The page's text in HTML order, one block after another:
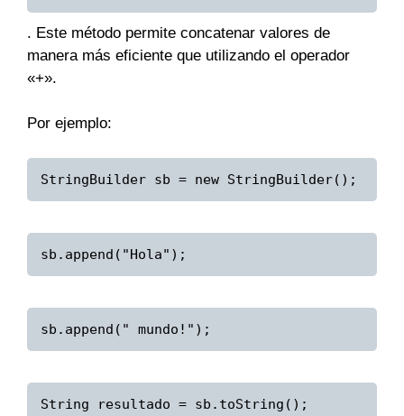
. Este método permite concatenar valores de
manera más eficiente que utilizando el operador
«+».
Por ejemplo:
StringBuilder sb = new StringBuilder();
sb.append("Hola");
sb.append(" mundo!");
String resultado = sb.toString();